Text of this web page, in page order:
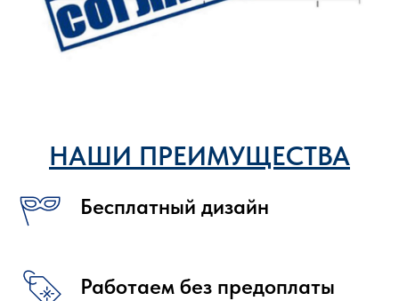
НАШИ ПРЕИМУЩЕСТВА
Бесплатный дизайн
Работаем без предоплаты